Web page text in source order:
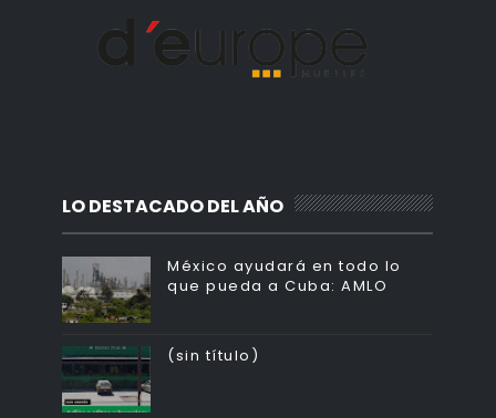
LO DESTACADO DEL AÑO
México ayudará en todo lo
que pueda a Cuba: AMLO
(sin título)